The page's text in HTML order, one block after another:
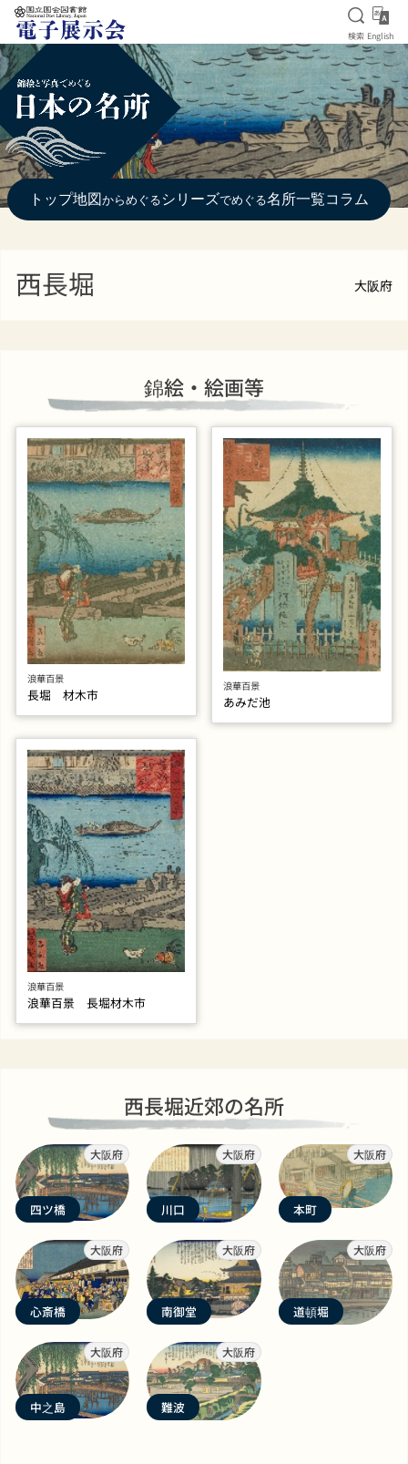
本文へ移動
検索を
検索 English
トップ地図 からめぐる シリーズでめぐる名所一覧コラム
西長堀 大阪府
錦絵・絵画等
浪華百景
長堀 材木市
浪華百景
あみだ池
浪華百景
浪華百景 長堀材木市
西長堀近郊の名所
大阪府
四ツ橋
大阪府
川口
大阪府
本町
大阪府
心斎橋
大阪府
南御堂
大阪府
道頓堀
大阪府
中之島
大阪府
難波